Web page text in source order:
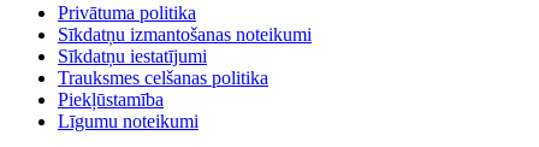
Privātuma politika
Sīkdatņu izmantošanas noteikumi
Sīkdatņu iestatījumi
Trauksmes celšanas politika
Piekļūstamība
Līgumu noteikumi